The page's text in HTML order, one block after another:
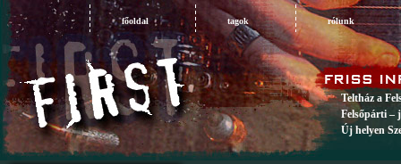
főoldal tagok rólunk
Teltház a
Felsőpárti –
Új helyen